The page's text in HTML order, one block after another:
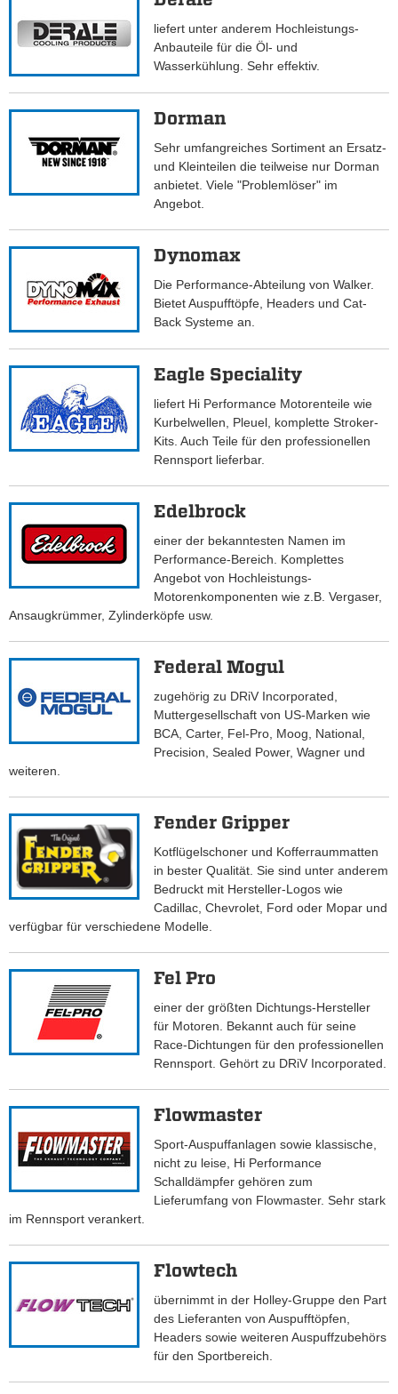
liefert unter anderem Hochleistungs-
Anbauteile für die Öl- und
Wasserkühlung. Sehr effektiv.
Dorman
Sehr umfangreiches Sortiment an Ersatz-
und Kleinteilen die teilweise nur Dorman
anbietet. Viele "Problemlöser" im
Angebot.
Dynomax
Die Performance-Abteilung von Walker.
Bietet Auspufftöpfe, Headers und Cat-
Back Systeme an.
Eagle Speciality
liefert Hi Performance Motorenteile wie
Kurbelwellen, Pleuel, komplette Stroker-
Kits. Auch Teile für den professionellen
Rennsport lieferbar.
Edelbrock
einer der bekanntesten Namen im
Performance-Bereich. Komplettes
Angebot von Hochleistungs-
Motorenkomponenten wie z.B. Vergaser,
Ansaugkrümmer, Zylinderköpfe usw.
Federal Mogul
zugehörig zu DRiV Incorporated,
Muttergesellschaft von US-Marken wie
BCA, Carter, Fel-Pro, Moog, National,
Precision, Sealed Power, Wagner und
weiteren.
Fender Gripper
Kotflügelschoner und Kofferraummatten
in bester Qualität. Sie sind unter anderem
Bedruckt mit Hersteller-Logos wie
Cadillac, Chevrolet, Ford oder Mopar und
verfügbar für verschiedene Modelle.
Fel Pro
einer der größten Dichtungs-Hersteller
für Motoren. Bekannt auch für seine
Race-Dichtungen für den professionellen
Rennsport. Gehört zu DRiV Incorporated.
Flowmaster
Sport-Auspuffanlagen sowie klassische,
nicht zu leise, Hi Performance
Schalldämpfer gehören zum
Lieferumfang von Flowmaster. Sehr stark
im Rennsport verankert.
Flowtech
übernimmt in der Holley-Gruppe den Part
des Lieferanten von Auspufftöpfen,
Headers sowie weiteren Auspuffzubehörs
für den Sportbereich.